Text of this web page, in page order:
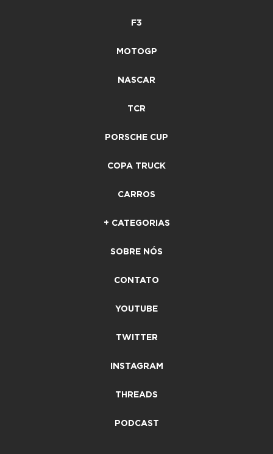
F3
MOTOGP
NASCAR
TCR
PORSCHE CUP
COPA TRUCK
CARROS
+ CATEGORIAS
SOBRE NÓS
CONTATO
YOUTUBE
TWITTER
INSTAGRAM
THREADS
PODCAST